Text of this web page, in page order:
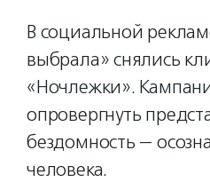
В социальной
выбрала» снялись
«Ночлежки».
опровергнуть
бездомность —
человека.